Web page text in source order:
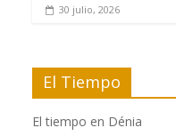
30 julio, 2026
El Tiempo
El tiempo en Dénia